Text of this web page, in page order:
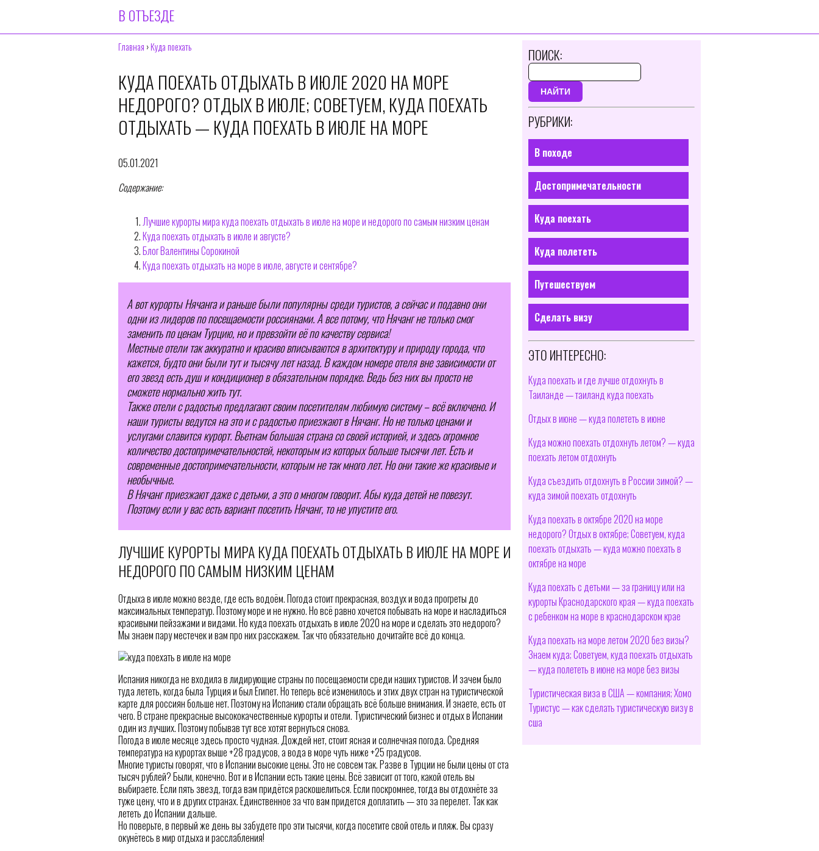
В ОТЪЕЗДЕ
Главная ›Куда поехать
КУДА ПОЕХАТЬ ОТДЫХАТЬ В ИЮЛЕ 2020 НА МОРЕ
НЕДОРОГО? ОТДЫХ В ИЮЛЕ; СОВЕТУЕМ, КУДА ПОЕХАТЬ
ОТДЫХАТЬ — КУДА ПОЕХАТЬ В ИЮЛЕ НА МОРЕ
05.01.2021
Содержание:
Лучшие курорты мира куда поехать отдыхать в июле на море и недорого по самым низким ценам
Куда поехать отдыхать в июле и августе?
Блог Валентины Сорокиной
Куда поехать отдыхать на море в июле, августе и сентябре?
А вот курорты Нячанга и раньше были популярны среди туристов, а сейчас и подавно они
одни из лидеров по посещаемости россиянами. А все потому, что Нячанг не только смог
заменить по ценам Турцию, но и превзойти её по качеству сервиса!
Местные отели так аккуратно и красиво вписываются в архитектуру и природу города, что
кажется, будто они были тут и тысячу лет назад. В каждом номере отеля вне зависимости от
его звезд есть душ и кондиционер в обязательном порядке. Ведь без них вы просто не
сможете нормально жить тут.
Также отели с радостью предлагают своим посетителям любимую систему – всё включено. И
наши туристы ведутся на это и с радостью приезжают в Нячанг. Но не только ценами и
услугами славится курорт. Вьетнам большая страна со своей историей, и здесь огромное
количество достопримечательностей, некоторым из которых больше тысячи лет. Есть и
современные достопримечательности, которым не так много лет. Но они такие же красивые и
необычные.
В Нячанг приезжают даже с детьми, а это о многом говорит. Абы куда детей не повезут.
Поэтому если у вас есть вариант посетить Нячанг, то не упустите его.
ЛУЧШИЕ КУРОРТЫ МИРА КУДА ПОЕХАТЬ ОТДЫХАТЬ В ИЮЛЕ НА МОРЕ И
НЕДОРОГО ПО САМЫМ НИЗКИМ ЦЕНАМ
Отдыха в июле можно везде, где есть водоём. Погода стоит прекрасная, воздух и вода прогреты до
максимальных температур. Поэтому море и не нужно. Но всё равно хочется побывать на море и насладиться
красивыми пейзажами и видами. Но куда поехать отдыхать в июле 2020 на море и сделать это недорого?
Мы знаем пару местечек и вам про них расскажем. Так что обязательно дочитайте всё до конца.
Испания никогда не входила в лидирующие страны по посещаемости среди наших туристов. И зачем было
туда лететь, когда была Турция и был Египет. Но теперь всё изменилось и этих двух стран на туристической
карте для россиян больше нет. Поэтому на Испанию стали обращать всё больше внимания. И знаете, есть от
чего. В стране прекрасные высококачественные курорты и отели. Туристический бизнес и отдых в Испании
один из лучших. Поэтому побывав тут все хотят вернуться снова.
Погода в июле месяце здесь просто чудная. Дождей нет, стоит ясная и солнечная погода. Средняя
температура на курортах выше +28 градусов, а вода в море чуть ниже +25 градусов.
Многие туристы говорят, что в Испании высокие цены. Это не совсем так. Разве в Турции не были цены от ста
тысяч рублей? Были, конечно. Вот и в Испании есть такие цены. Всё зависит от того, какой отель вы
выбираете. Если пять звезд, тогда вам придётся раскошелиться. Если поскромнее, тогда вы отдохнёте за
туже цену, что и в других странах. Единственное за что вам придется доплатить — это за перелет. Так как
лететь до Испании дальше.
Но поверьте, в первый же день вы забудете про эти тысячи, когда посетите свой отель и пляж. Вы сразу
окунётесь в мир отдыха и расслабления!
ПОИСК:
НАЙТИ
РУБРИКИ:
В походе
Достопримечательности
Куда поехать
Куда полететь
Путешествуем
Сделать визу
ЭТО ИНТЕРЕСНО:
Куда поехать и где лучше отдохнуть в
Таиланде — таиланд куда поехать
Отдых в июне — куда полететь в июне
Куда можно поехать отдохнуть летом? — куда
поехать летом отдохнуть
Куда съездить отдохнуть в России зимой? —
куда зимой поехать отдохнуть
Куда поехать в октябре 2020 на море
недорого? Отдых в октябре; Советуем, куда
поехать отдыхать — куда можно поехать в
октябре на море
Куда поехать с детьми — за границу или на
курорты Краснодарского края — куда поехать
с ребенком на море в краснодарском крае
Куда поехать на море летом 2020 без визы?
Знаем куда; Советуем, куда поехать отдыхать
— куда полететь в июне на море без визы
Туристическая виза в США — компания; Хомо
Туристус — как сделать туристическую визу в
сша